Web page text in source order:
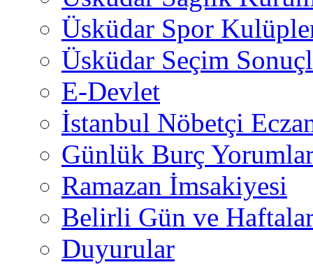
Üsküdar Spor
Üsküdar Seçim
E-Devlet
İstanbul Nöbetçi
Günlük Burç
Ramazan İmsakiyesi
Belirli Gün ve
Duyurular